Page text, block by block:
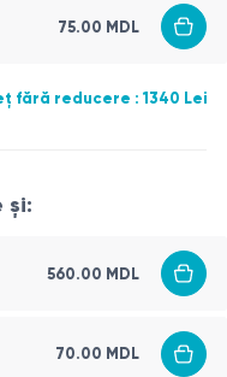
75.00 MDL
fără reducere : 1340 Lei
și:
560.00 MDL
70.00 MDL